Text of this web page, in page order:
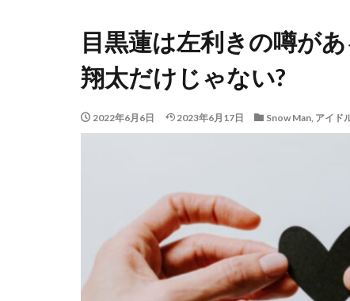
目黒蓮は左利きの噂が
翔太だけじゃない?
2022年6月6日 2023年6月17日 Snow Man, アイド